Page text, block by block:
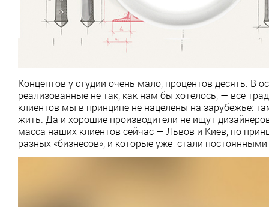
Концептов у студии очень мало, процентов десять. В
реализованные не так, как нам бы хотелось, — все
клиентов мы в принципе не нацелены на зарубежье:
жить. Да и хорошие производители не ищут
масса наших клиентов сейчас — Львов и Киев, по
разных «бизнесов», и которые уже стали